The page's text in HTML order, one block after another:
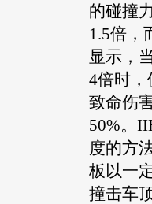
的碰撞
1.5倍，
显示，
4倍时，
致命伤
50%。
度的方
板以一
撞击车